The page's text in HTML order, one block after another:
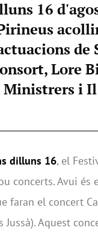
16
de
Lore
Ministrers i
dilluns 16, el
concerts. Avui és
faran el concert
Jussà). Aquest